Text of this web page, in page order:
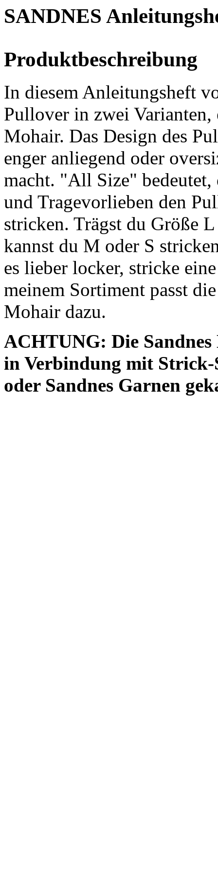
SANDNES
Produktbeschreibung
In diesem Anleitungsheft
Pullover in zwei
Mohair. Das Design des
enger anliegend oder
macht. "All Size"
und Tragevorlieben den
stricken. Trägst du Größe
kannst du M oder S
es lieber locker, stricke
meinem Sortiment passt
Mohair dazu.
ACHTUNG: Die
in Verbindung mit Strick-
oder Sandnes Garnen